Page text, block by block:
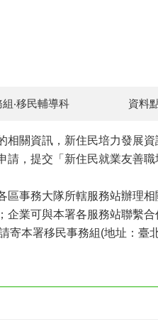
‧移民輔導科 資料
關資訊，新住民培力發展
，提交「新住民就業友善
事務大隊所轄服務站辦理
業可與本署各服務站聯繫
本署移民事務組(地址：臺